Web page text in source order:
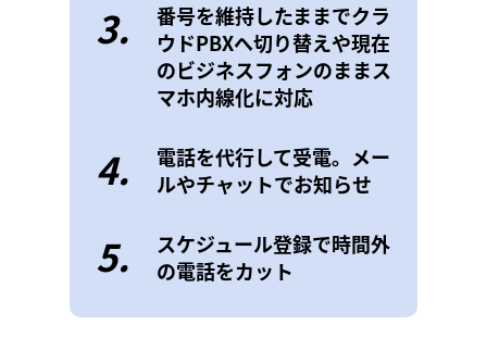
3.
番号を維持したままでクラ
ウドPBXへ切り替えや現在
のビジネスフォンのままス
マホ内線化に対応
4.
電話を代行して受電。メー
ルやチャットでお知らせ
5.
スケジュール登録で時間外
の電話をカット